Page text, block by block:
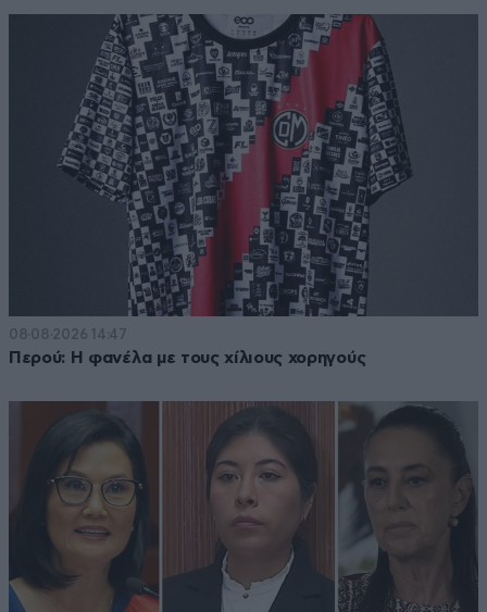
08·08·2026 14:47
Περού: Η φανέλα με τους χίλιους χορηγούς